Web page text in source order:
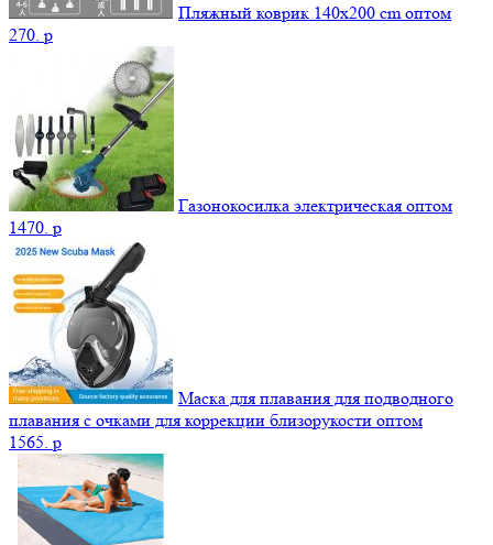
Пляжный коврик 140х200 cm оптом
270. p
Газонокосилка электрическая оптом
1470. p
Маска для плавания для подводного
плавания с очками для коррекции близорукости оптом
1565. p